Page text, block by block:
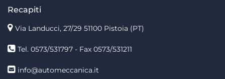
Recapiti
Via Landucci, 27/29 51100 Pistoia (PT)
Tel. 0573/531797 - Fax 0573/531211
info@automeccanica.it